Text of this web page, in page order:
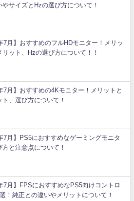
やサイズとHzの選び方について！
7月】おすすめのフルHDモニター！メリッ
リット、Hzの選び方について！！
7月】おすすめの4Kモニター！メリットと
ト、選び方について！
7月】PS5におすすめなゲーミングモニタ
方と注意点について！
7月】FPSにおすすめなPS5向けコントロ
！純正との違いやメリットについて！